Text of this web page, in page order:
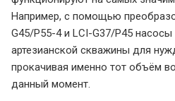
Например, с помощью
G45/P55-4 и LCI-G37/P45
артезианской скважины для
прокачивая именно тот объём
данный момент.